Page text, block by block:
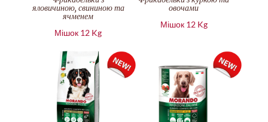
яловичиною, свининою та
ячменем
Мішок 12 Kg
овочами
Мішок 12 Kg